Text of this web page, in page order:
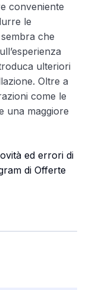
conveniente
le
che
ulteriori
Oltre a
come le
una maggiore
ed errori di
di Offerte